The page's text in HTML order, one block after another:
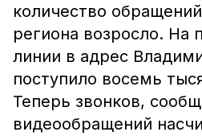
количество
региона возросло. На
линии в адрес
поступило восемь
Теперь звонков,
видеообращений